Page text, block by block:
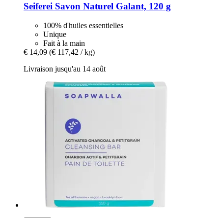
Seiferei Savon Naturel Galant, 120 g
100% d'huiles essentielles
Unique
Fait à la main
€ 14,09 (€ 117,42 / kg)
Livraison jusqu'au 14 août